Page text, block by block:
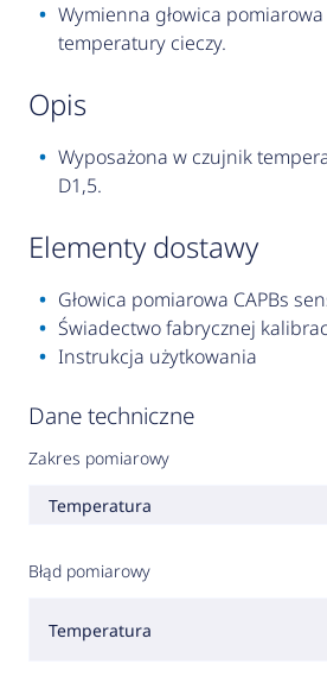
Wymienna głowica
temperatury cieczy.
opis
Wyposażona w czujnik
D1,5.
elementy dostawy
Głowica pomiarowa CAPBs
Świadectwo fabrycznej
Instrukcja użytkowania
Dane techniczne
Zakres pomiarowy
Temperatura
Błąd pomiarowy
Temperatura